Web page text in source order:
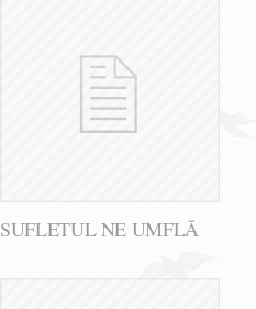
SUFLETUL NE UMFLĂ